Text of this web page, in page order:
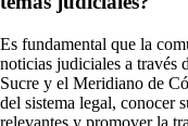
Es fundamental que la
noticias judiciales a través
Sucre y el Meridiano de
del sistema legal, conocer
relevantes y promover la